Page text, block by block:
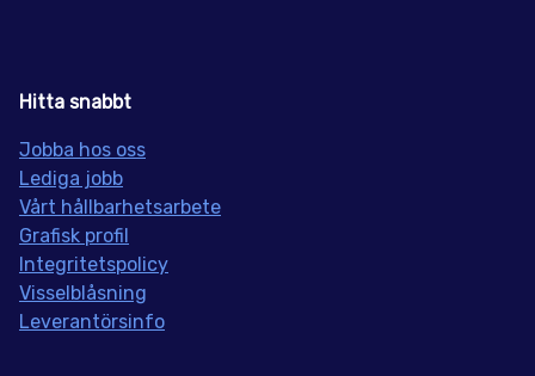
Hitta snabbt
Jobba hos oss
Lediga jobb
Vårt hållbarhetsarbete
Grafisk profil
Integritetspolicy
Visselblåsning
Leverantörsinfo